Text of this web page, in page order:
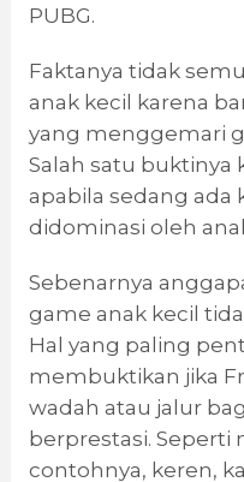
PUBG.
Faktanya tidak
anak kecil karena
yang menggemari
Salah satu buktinya
apabila sedang ada
didominasi oleh
Sebenarnya
game anak kecil
Hal yang paling
membuktikan jika
wadah atau jalur
berprestasi. Seperti
contohnya, keren,